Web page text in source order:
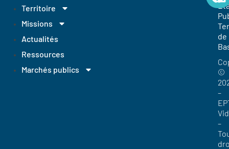
Territoire
Missions
Actualités
Ressources
Marchés publics
de
©
–
–